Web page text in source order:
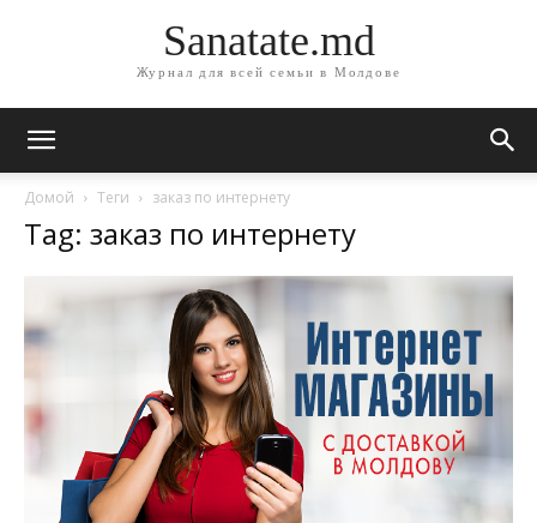
Sanatate.md
Журнал для всей семьи в Молдове
Домой Теги заказ по интернету
Tag: заказ по интернету